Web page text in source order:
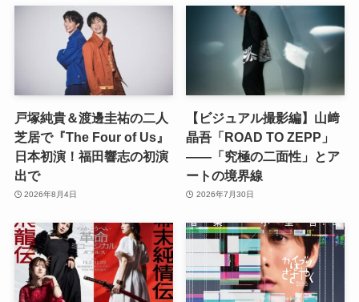
戸塚純貴＆渡邊圭祐の二人
芝居で『The Four of Us』
日本初演！福田響志の初演
出で
2026年8月4日
【ビジュアル撮影編】山﨑
晶吾「ROAD TO ZEPP」
――「究極の二面性」とア
ートの境界線
2026年7月30日